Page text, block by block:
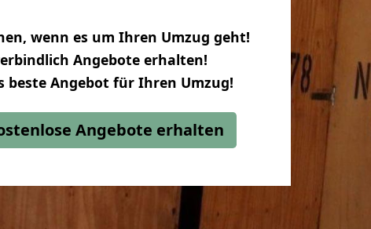
wenn es um Ihren Umzug geht!
Angebote erhalten!
beste Angebot für Ihren Umzug!
Angebote erhalten